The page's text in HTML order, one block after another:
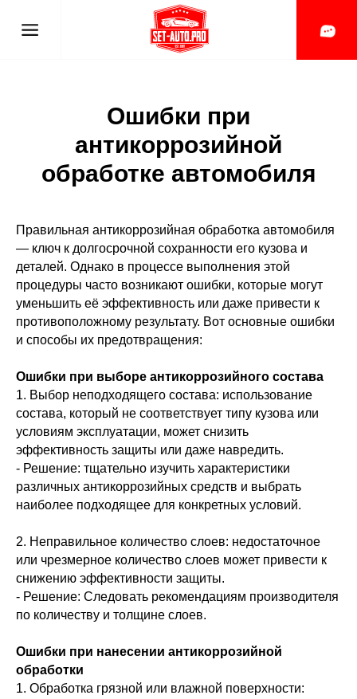
Ошибки при
антикоррозийной
обработке автомобиля
Правильная антикоррозийная обработка автомобиля
— ключ к долгосрочной сохранности его кузова и
деталей. Однако в процессе выполнения этой
процедуры часто возникают ошибки, которые могут
уменьшить её эффективность или даже привести к
противоположному результату. Вот основные ошибки
и способы их предотвращения:
Ошибки при выборе антикоррозийного состава
1. Выбор неподходящего состава: использование
состава, который не соответствует типу кузова или
условиям эксплуатации, может снизить
эффективность защиты или даже навредить.
- Решение: тщательно изучить характеристики
различных антикоррозийных средств и выбрать
наиболее подходящее для конкретных условий.
2. Неправильное количество слоев: недостаточное
или чрезмерное количество слоев может привести к
снижению эффективности защиты.
- Решение: Следовать рекомендациям производителя
по количеству и толщине слоев.
Ошибки при нанесении антикоррозийной
обработки
1. Обработка грязной или влажной поверхности: